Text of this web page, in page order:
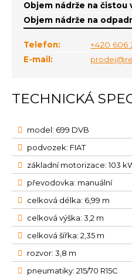
Objem nádrže na čistou
Objem nádrže na
Telefon:
+420 606
E-mail:
TECHNICKÁ
model: 699 DVB
podvozek: FIAT
základní motorizace: 103
převodovka: manuální
celková délka: 6,99 m
celková výška: 3,2 m
celková šířka: 2,35 m
rozvor: 3,8 m
pneumatiky: 215/70 R15C